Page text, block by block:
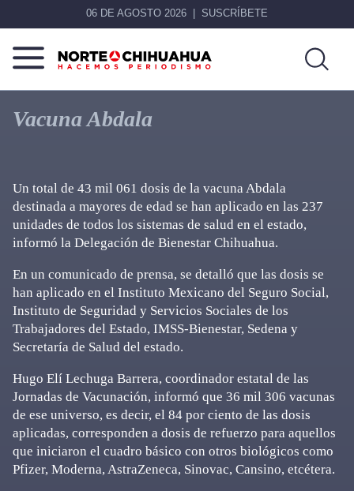
06 DE AGOSTO 2026 SUSCRÍBETE
Norte
Chihuahua
Más
que
noticias,
Vacuna Abdala
Un total de 43 mil 061 dosis de la vacuna Abdala
destinada a mayores de edad se han aplicado en las 237
unidades de todos los sistemas de salud en el estado,
informó la Delegación de Bienestar Chihuahua.
En un comunicado de prensa, se detalló que las dosis se
han aplicado en el Instituto Mexicano del Seguro Social,
Instituto de Seguridad y Servicios Sociales de los
Trabajadores del Estado, IMSS-Bienestar, Sedena y
Secretaría de Salud del estado.
Hugo Elí Lechuga Barrera, coordinador estatal de las
Jornadas de Vacunación, informó que 36 mil 306 vacunas
de ese universo, es decir, el 84 por ciento de las dosis
aplicadas, corresponden a dosis de refuerzo para aquellos
que iniciaron el cuadro básico con otros biológicos como
Pfizer, Moderna, AstraZeneca, Sinovac, Cansino, etcétera.